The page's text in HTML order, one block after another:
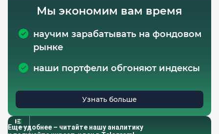
Мы экономим вам время
научим зарабатывать на фондовом
рынке
наши портфели обгоняют индексы
Узнать больше
Еще удобнее – читайте нашу аналитику